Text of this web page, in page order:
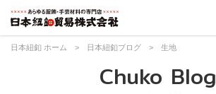
日本紐釦 ホーム > 日本紐釦ブログ > 生地
Chuko Blog